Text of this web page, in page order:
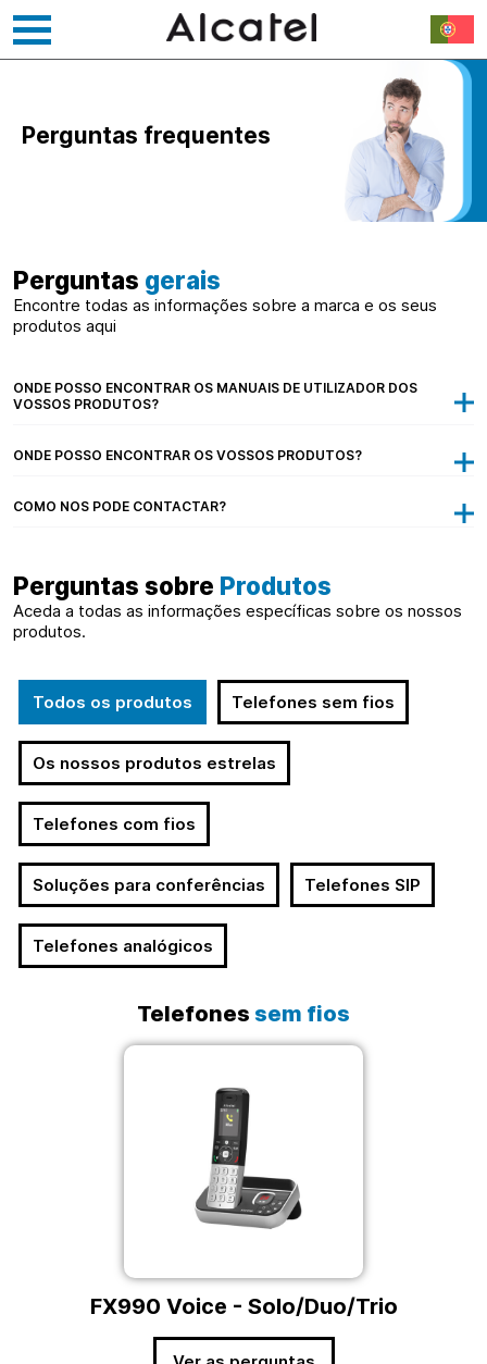
conteúdo
Perguntas frequentes
Perguntas gerais
Encontre todas as informações sobre a marca e os seus
produtos aqui
ONDE POSSO ENCONTRAR OS MANUAIS DE UTILIZADOR DOS
VOSSOS PRODUTOS?
ONDE POSSO ENCONTRAR OS VOSSOS PRODUTOS?
COMO NOS PODE CONTACTAR?
Perguntas sobre Produtos
Aceda a todas as informações específicas sobre os nossos
produtos.
Todos os produtos Telefones sem fios
Os nossos produtos estrelas
Telefones com fios
Soluções para conferências Telefones SIP
Telefones analógicos
Telefones sem fios
FX990 Voice - Solo/Duo/Trio